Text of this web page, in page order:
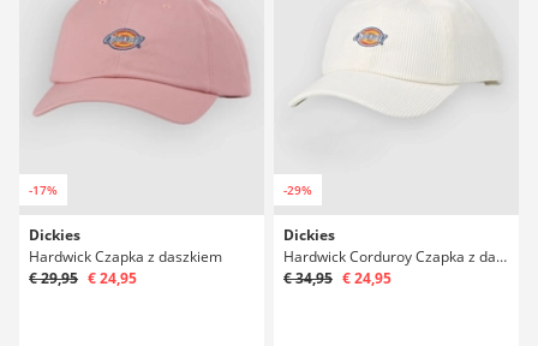
-17%
Dickies
Hardwick Czapka z daszkiem
€ 29,95 € 24,95
-29%
Dickies
Hardwick Corduroy Czapka z daszkiem
€ 34,95 € 24,95